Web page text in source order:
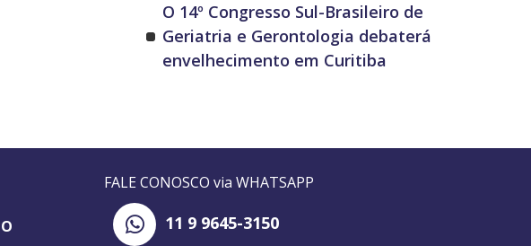
O 14º Congresso Sul-Brasileiro de
Geriatria e Gerontologia debaterá
envelhecimento em Curitiba
FALE CONOSCO via WHATSAPP
11 9 9645-3150